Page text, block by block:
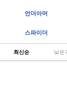
언더아머
스파이더
최신순 낮은